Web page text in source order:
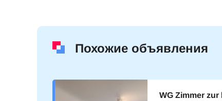
Похожие объявления
WG Zimmer